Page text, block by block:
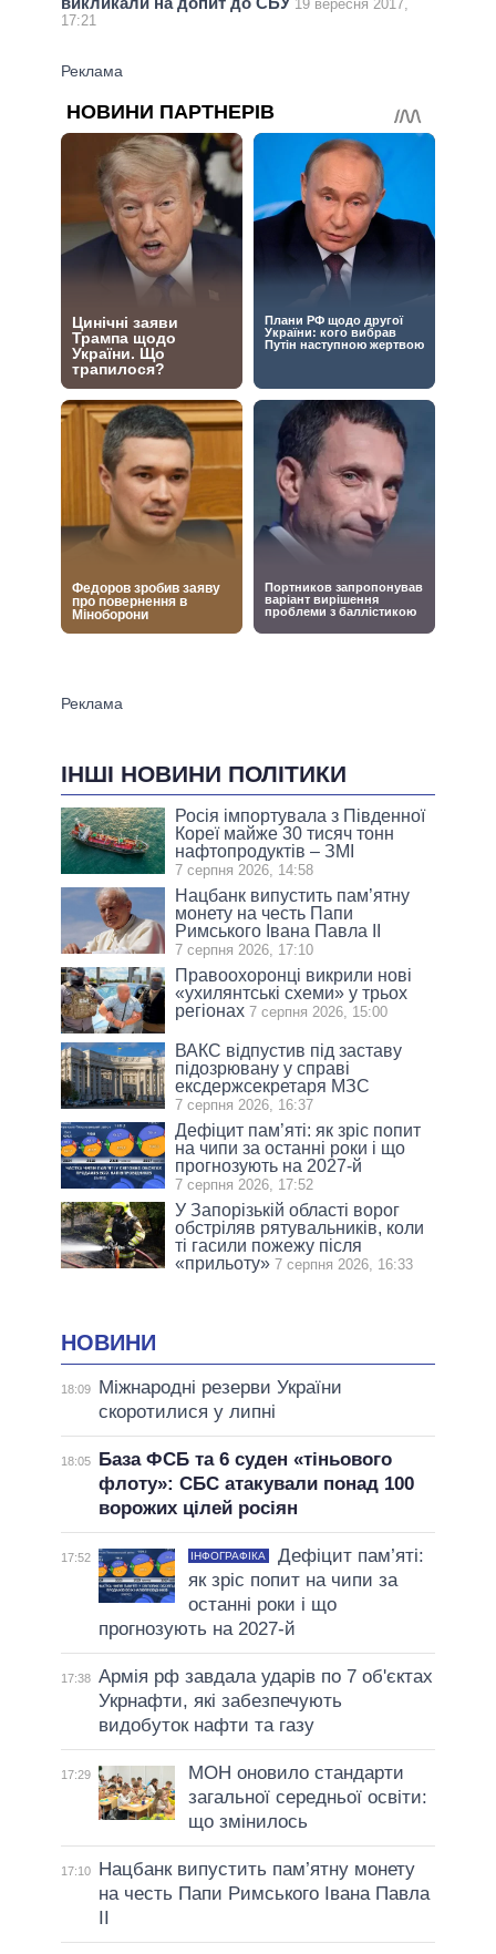
19 вересня 2017,
17:21
ІНШІ НОВИНИ ПОЛІТИКИ
Росія імпортувала з Південної
Кореї майже 30 тисяч тонн
нафтопродуктів – ЗМІ
7 серпня 2026, 14:58
Нацбанк випустить пам’ятну
монету на честь Папи
Римського Івана Павла II
7 серпня 2026, 17:10
Правоохоронці викрили нові
«ухилянтські схеми» у трьох
регіонах 7 серпня 2026, 15:00
ВАКС відпустив під заставу
підозрювану у справі
ексдержсекретаря МЗС
7 серпня 2026, 16:37
Дефіцит пам’яті: як зріс попит
на чипи за останні роки і що
прогнозують на 2027-й
7 серпня 2026, 17:52
У Запорізькій області ворог
обстріляв рятувальників, коли
ті гасили пожежу після
«прильоту» 7 серпня 2026, 16:33
НОВИНИ
18:09
Міжнародні резерви України
скоротилися у липні
18:05
База ФСБ та 6 суден «тіньового
флоту»: СБС атакували понад 100
ворожих цілей росіян
17:52 ІНФОГРАФІКА
Дефіцит пам’яті:
як зріс попит на чипи за
останні роки і що
прогнозують на 2027-й
17:38 Армія рф завдала ударів по 7 об'єктах
Укрнафти, які забезпечують
видобуток нафти та газу
17:29
МОН оновило стандарти
загальної середньої освіти:
що змінилось
17:10
Нацбанк випустить пам’ятну монету
на честь Папи Римського Івана Павла